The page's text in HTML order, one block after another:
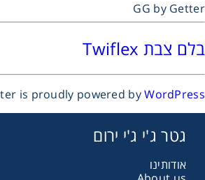
GG by Getter
בלם צבת Twiflex
is proudly powered byWordPress
גטר ג'י ג'י ירום
אודותינו